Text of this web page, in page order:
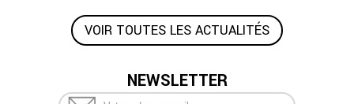
VOIR TOUTES LES ACTUALITÉS
NEWSLETTER